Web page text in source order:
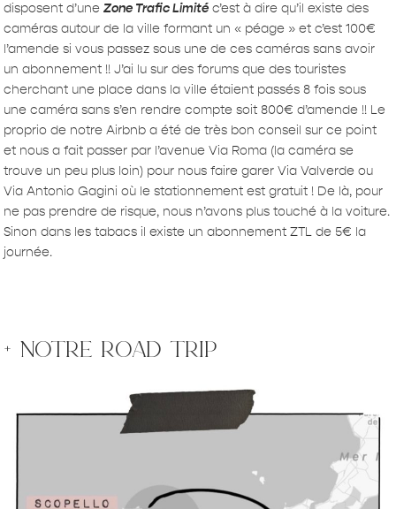
disposent d’uneZone Trafic Limité c’est à dire qu’il existe des
caméras autour de la ville formant un « péage » et c’est 100€
l’amende si vous passez sous une de ces caméras sans avoir
un abonnement !! J’ai lu sur des forums que des touristes
cherchant une place dans la ville étaient passés 8 fois sous
une caméra sans s’en rendre compte soit 800€ d’amende !! Le
proprio de notre Airbnb a été de très bon conseil sur ce point
et nous a fait passer par l’avenue Via Roma (la caméra se
trouve un peu plus loin) pour nous faire garer Via Valverde ou
Via Antonio Gagini où le stationnement est gratuit ! De là, pour
ne pas prendre de risque, nous n’avons plus touché à la voiture.
Sinon dans les tabacs il existe un abonnement ZTL de 5€ la
journée.
+ notre road trip